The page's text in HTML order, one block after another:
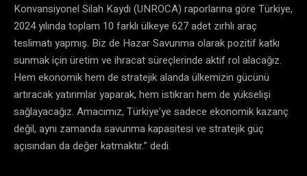
Konvansiyonel Silah Kaydı (UNROCA) raporlarına göre Türkiye,
2024 yılında toplam 10 farklı ülkeye 627 adet zırhlı araç
teslimatı yapmış. Biz de Hazar Savunma olarak pozitif katkı
sunmak için üretim ve ihracat süreçlerinde aktif rol alacağız.
Hem ekonomik hem de stratejik alanda ülkemizin gücünü
artıracak yatırımlar yaparak, hem istikrarı hem de yükselişi
sağlayacağız. Amacımız, Türkiye’ye sadece ekonomik kazanç
değil, aynı zamanda savunma kapasitesi ve stratejik güç
açısından da değer katmaktır.” dedi.